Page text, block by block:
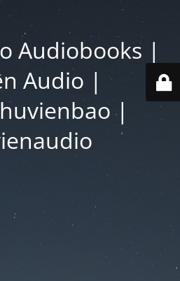
Audiobooks |
Audio |
|